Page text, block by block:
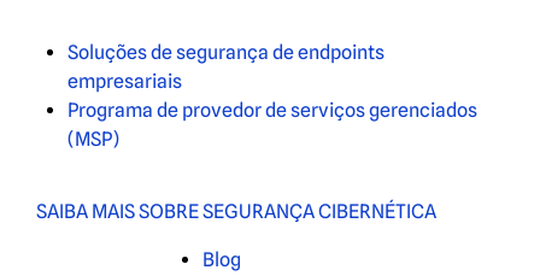
Soluções de segurança de endpoints
empresariais
Programa de provedor de serviços gerenciados
(MSP)
SAIBA MAIS SOBRE SEGURANÇA CIBERNÉTICA
Blog